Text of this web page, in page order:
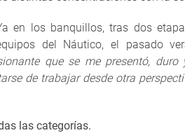
en los banquillos, tras dos
del Náutico, el pasado
que se me presentó,
de trabajar desde otra
las categorías.